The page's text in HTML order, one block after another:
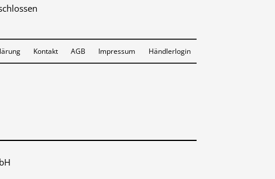
Kontakt AGB Impressum Händlerlogin